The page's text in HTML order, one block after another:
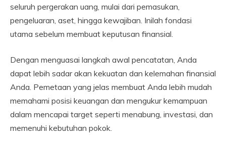
seluruh pergerakan uang, mulai dari pemasukan,
pengeluaran, aset, hingga kewajiban. Inilah fondasi
utama sebelum membuat keputusan finansial.
Dengan menguasai langkah awal pencatatan, Anda
dapat lebih sadar akan kekuatan dan kelemahan finansial
Anda. Pemetaan yang jelas membuat Anda lebih mudah
memahami posisi keuangan dan mengukur kemampuan
dalam mencapai target seperti menabung, investasi, dan
memenuhi kebutuhan pokok.